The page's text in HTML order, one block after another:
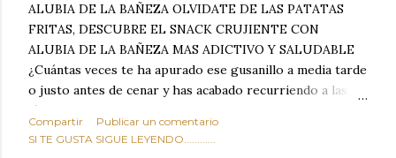
ALUBIA DE LA BAÑEZA OLVIDATE DE LAS PATATAS
FRITAS, DESCUBRE EL SNACK CRUJIENTE CON
ALUBIA DE LA BAÑEZA MAS ADICTIVO Y SALUDABLE
¿Cuántas veces te ha apurado ese gusanillo a media tarde
o justo antes de cenar y has acabado recurriendo a las
típicas patatas de bolsa, frutos secos fritos o snacks
ultraprocesados llenos de grasas saturadas y sodio?
Compartir
Publicar un comentario
SI TE GUSTA SIGUE LEYENDO............